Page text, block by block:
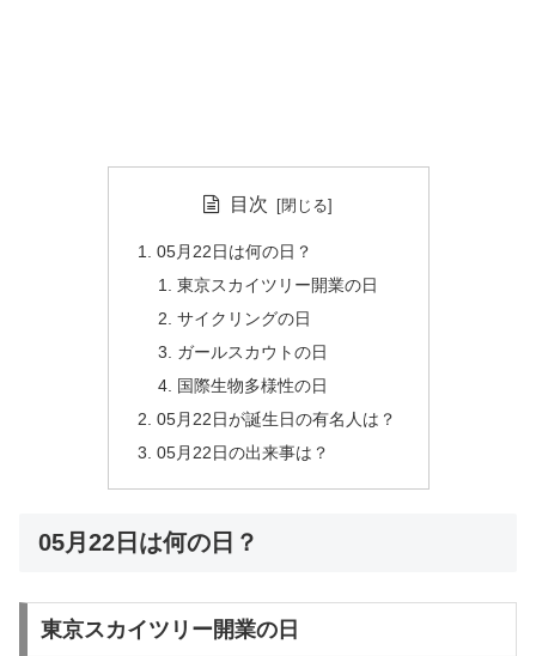
目次
05月22日は何の日？
東京スカイツリー開業の日
サイクリングの日
ガールスカウトの日
国際生物多様性の日
05月22日が誕生日の有名人は？
05月22日の出来事は？
05月22日は何の日？
東京スカイツリー開業の日